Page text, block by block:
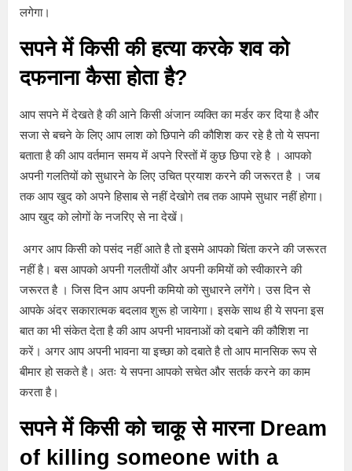
लगेगा।
सपने में किसी की हत्या करके शव को
दफनाना कैसा होता है?
आप सपने में देखते है की आने किसी अंजान व्यक्ति का मर्डर कर दिया है और
सजा से बचने के लिए आप लाश को छिपाने की कौशिश कर रहे है तो ये सपना
बताता है की आप वर्तमान समय में अपने रिस्तों में कुछ छिपा रहे है । आपको
अपनी गलतियों को सुधारने के लिए उचित प्रयाश करने की जरूरत है । जब
तक आप खुद को अपने हिसाब से नहीं देखोगे तब तक आपमे सुधार नहीं होगा।
आप खुद को लोगों के नजरिए से ना देखें।
अगर आप किसी को पसंद नहीं आते है तो इसमे आपको चिंता करने की जरूरत
नहीं है। बस आपको अपनी गलतीयों और अपनी कमियों को स्वीकारने की
जरूरत है । जिस दिन आप अपनी कमियो को सुधारने लगेंगे। उस दिन से
आपके अंदर सकारात्मक बदलाव शुरू हो जायेगा। इसके साथ ही ये सपना इस
बात का भी संकेत देता है की आप अपनी भावनाओं को दबाने की कौशिश ना
करें। अगर आप अपनी भावना या इच्छा को दबाते है तो आप मानसिक रूप से
बीमार हो सकते है। अतः ये सपना आपको सचेत और सतर्क करने का काम
करता है।
सपने में किसी को चाकू से मारना Dream
of killing someone with a